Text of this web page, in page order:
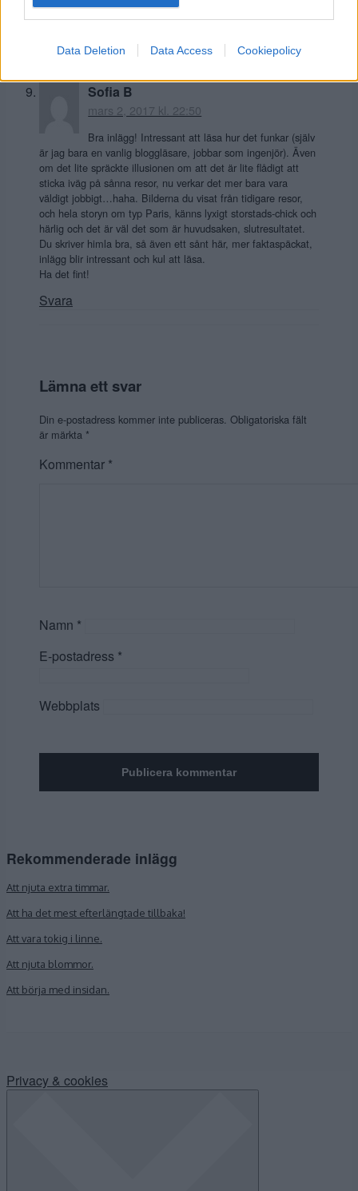
Data Deletion Data Access Cookiepolicy
Låter underbart 🙂
Svara
Sofia B
mars 2, 2017 kl. 22:50
Bra inlägg! Intressant att läsa hur det funkar (själv
är jag bara en vanlig bloggläsare, jobbar som ingenjör). Även
om det lite spräckte illusionen om att det är lite flådigt att
sticka iväg på sånna resor, nu verkar det mer bara vara
väldigt jobbigt…haha. Bilderna du visat från tidigare resor,
och hela storyn om typ Paris, känns lyxigt storstads-chick och
härlig och det är väl det som är huvudsaken, slutresultatet.
Du skriver himla bra, så även ett sånt här, mer faktaspäckat,
inlägg blir intressant och kul att läsa.
Ha det fint!
Svara
Lämna ett svar
Din e-postadress kommer inte publiceras. Obligatoriska fält
är märkta *
Kommentar *
Namn *
E-postadress *
Webbplats
Rekommenderade inlägg
Att njuta extra timmar.
Att ha det mest efterlängtade tillbaka!
Att vara tokig i linne.
Att njuta blommor.
Att börja med insidan.
Privacy & cookies